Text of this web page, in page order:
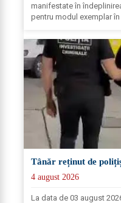
manifestate în
pentru modul exemplar în
Tânăr reținut de
4 august 2026
La data de 03 august